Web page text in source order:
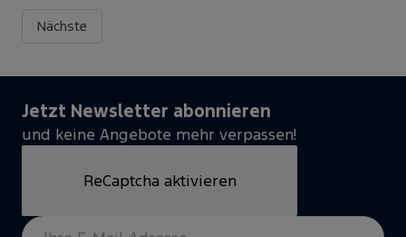
Nächste
Jetzt Newsletter abonnieren
und keine Angebote mehr verpassen!
ReCaptcha aktivieren